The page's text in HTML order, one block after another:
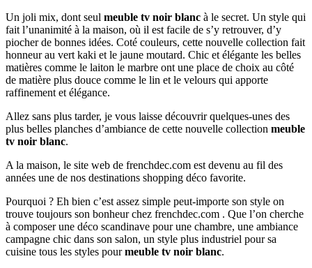
Un joli mix, dont seul meuble tv noir blanc à le secret. Un style qui
fait l’unanimité à la maison, où il est facile de s’y retrouver, d’y
piocher de bonnes idées. Coté couleurs, cette nouvelle collection fait
honneur au vert kaki et le jaune moutard. Chic et élégante les belles
matières comme le laiton le marbre ont une place de choix au côté
de matière plus douce comme le lin et le velours qui apporte
raffinement et élégance.
Allez sans plus tarder, je vous laisse découvrir quelques-unes des
plus belles planches d’ambiance de cette nouvelle collection meuble
tv noir blanc.
A la maison, le site web de frenchdec.com est devenu au fil des
années une de nos destinations shopping déco favorite.
Pourquoi ? Eh bien c’est assez simple peut-importe son style on
trouve toujours son bonheur chez frenchdec.com . Que l’on cherche
à composer une déco scandinave pour une chambre, une ambiance
campagne chic dans son salon, un style plus industriel pour sa
cuisine tous les styles pourmeuble tv noir blanc.